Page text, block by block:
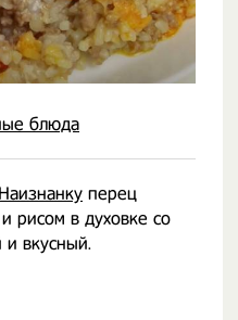
блюда
перец
в духовке со
и вкусный.